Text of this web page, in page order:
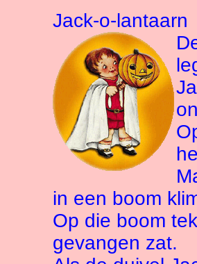
Jack-o-lantaarn
in een boom
Op die boom
gevangen zat.